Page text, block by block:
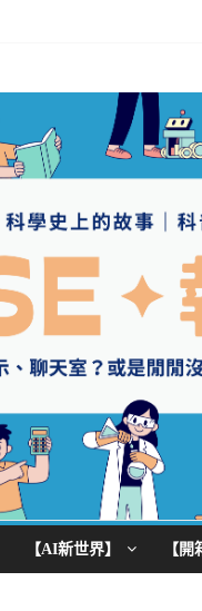
【AI新世界】 【開